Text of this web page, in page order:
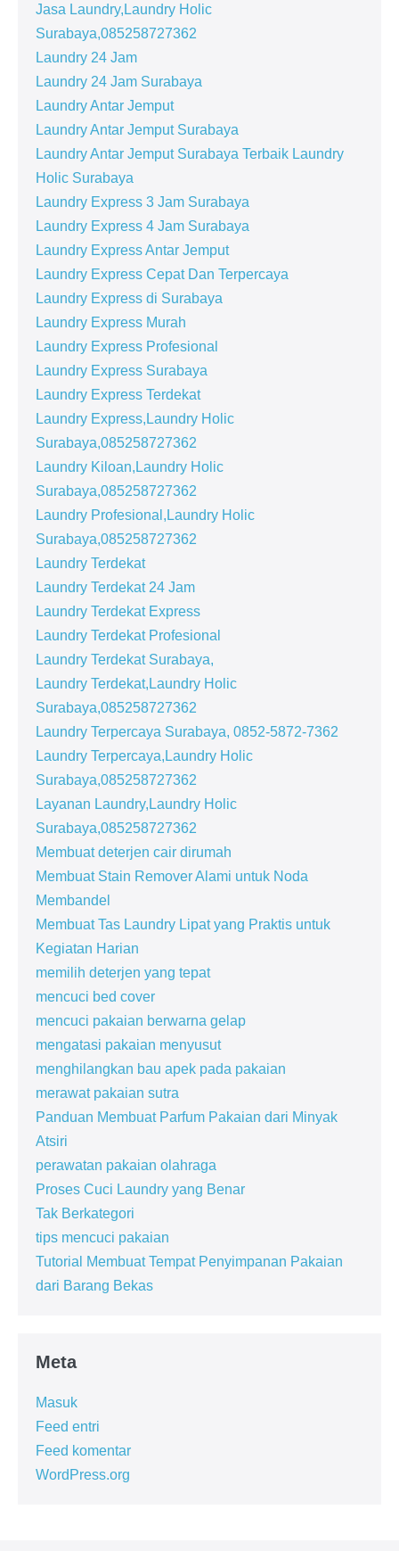
Jasa Laundry,Laundry Holic
Surabaya,085258727362
Laundry 24 Jam
Laundry 24 Jam Surabaya
Laundry Antar Jemput
Laundry Antar Jemput Surabaya
Laundry Antar Jemput Surabaya Terbaik Laundry
Holic Surabaya
Laundry Express 3 Jam Surabaya
Laundry Express 4 Jam Surabaya
Laundry Express Antar Jemput
Laundry Express Cepat Dan Terpercaya
Laundry Express di Surabaya
Laundry Express Murah
Laundry Express Profesional
Laundry Express Surabaya
Laundry Express Terdekat
Laundry Express,Laundry Holic
Surabaya,085258727362
Laundry Kiloan,Laundry Holic
Surabaya,085258727362
Laundry Profesional,Laundry Holic
Surabaya,085258727362
Laundry Terdekat
Laundry Terdekat 24 Jam
Laundry Terdekat Express
Laundry Terdekat Profesional
Laundry Terdekat Surabaya,
Laundry Terdekat,Laundry Holic
Surabaya,085258727362
Laundry Terpercaya Surabaya, 0852-5872-7362
Laundry Terpercaya,Laundry Holic
Surabaya,085258727362
Layanan Laundry,Laundry Holic
Surabaya,085258727362
Membuat deterjen cair dirumah
Membuat Stain Remover Alami untuk Noda
Membandel
Membuat Tas Laundry Lipat yang Praktis untuk
Kegiatan Harian
memilih deterjen yang tepat
mencuci bed cover
mencuci pakaian berwarna gelap
mengatasi pakaian menyusut
menghilangkan bau apek pada pakaian
merawat pakaian sutra
Panduan Membuat Parfum Pakaian dari Minyak
Atsiri
perawatan pakaian olahraga
Proses Cuci Laundry yang Benar
Tak Berkategori
tips mencuci pakaian
Tutorial Membuat Tempat Penyimpanan Pakaian
dari Barang Bekas
Meta
Masuk
Feed entri
Feed komentar
WordPress.org